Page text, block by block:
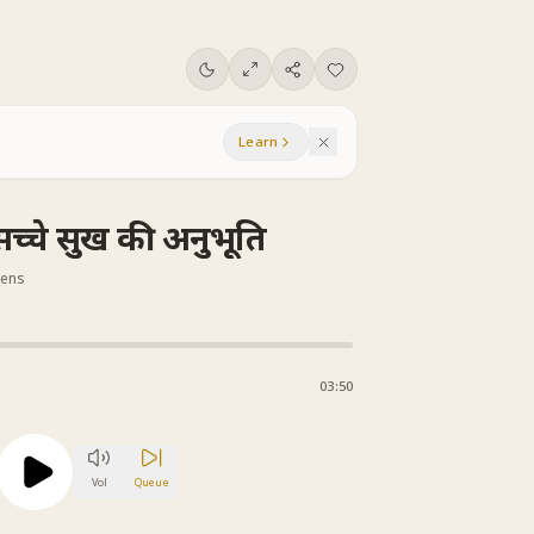
Learn
सुख की अनुभूति
03:50
Vol Queue